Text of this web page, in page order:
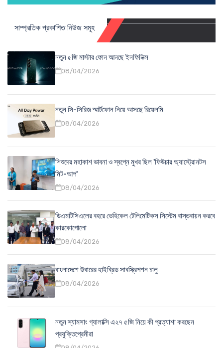
সাম্প্রতিক প্রকাশিত নিউজ সমূহ
নতুন ৫জি মাস্টার ফোন আনছে ইনফিনিক্স
08/04/2026
নতুন সি-সিরিজ স্মার্টফোন নিয়ে আসছে রিয়েলমি
08/04/2026
শিশুদের মহাকাশ ভাবনা ও স্বপ্নে মুখর ছিল 'ফিউচার অ্যাস্ট্রোনটস
মিট-আপ'
08/04/2026
ডিএমটিসিএলের বহরে ভেহিকেল টেলিমেটিকস সিস্টেম বাস্তবায়ন করবে
কারকোপোলো
08/04/2026
বাংলাদেশে উবারের হাইব্রিড সাবস্ক্রিপশন চালু
08/04/2026
নতুন স্যামসাং গ্যালাক্সি এ২৭ ৫জি নিয়ে কী প্রত্যাশা করছেন
প্রযুক্তিপ্রেমীরা